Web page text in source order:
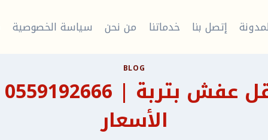
إتصل بنا خدماتنا من نحن سياسة الخصوصية
BLOG
الأسعار